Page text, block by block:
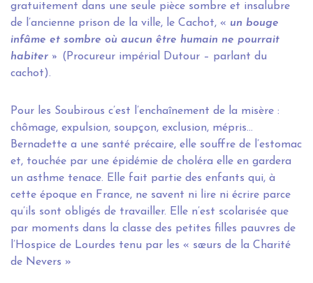
gratuitement dans une seule pièce sombre et insalubre
de l’ancienne prison de la ville, le Cachot, « un bouge
infâme et sombre où aucun être humain ne pourrait
habiter » (Procureur impérial Dutour – parlant du
cachot).
Pour les Soubirous c’est l’enchaînement de la misère :
chômage, expulsion, soupçon, exclusion, mépris…
Bernadette a une santé précaire, elle souffre de l’estomac
et, touchée par une épidémie de choléra elle en gardera
un asthme tenace. Elle fait partie des enfants qui, à
cette époque en France, ne savent ni lire ni écrire parce
qu’ils sont obligés de travailler. Elle n’est scolarisée que
par moments dans la classe des petites filles pauvres de
l’Hospice de Lourdes tenu par les « sœurs de la Charité
de Nevers »